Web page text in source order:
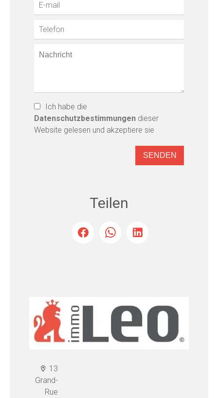
Ich habe die
Datenschutzbestimmungen dieser
Website gelesen und akzeptiere sie
SENDEN
Teilen
13
Grand-
Rue